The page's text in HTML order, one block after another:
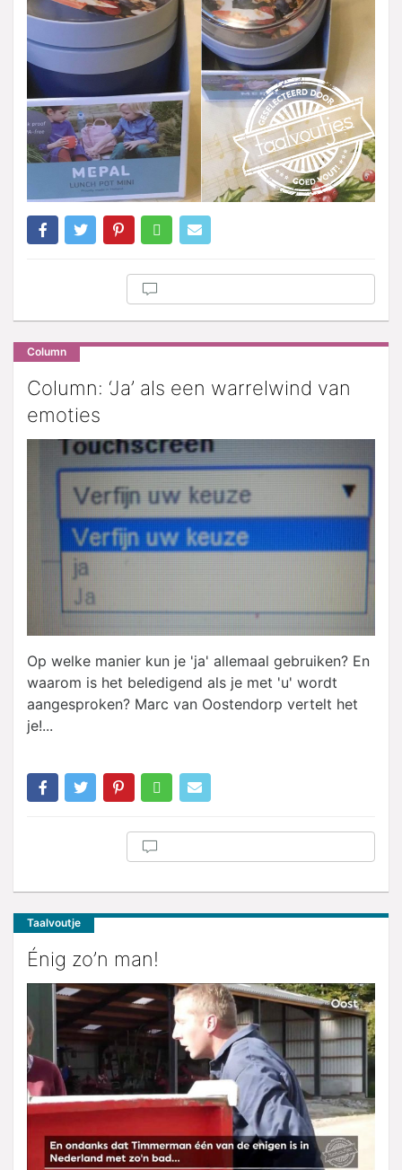
Column
Column: ‘Ja’ als een warrelwind van
emoties
Op welke manier kun je 'ja' allemaal gebruiken? En
waarom is het beledigend als je met 'u' wordt
aangesproken? Marc van Oostendorp vertelt het
je!...
Taalvoutje
Énig zo’n man!